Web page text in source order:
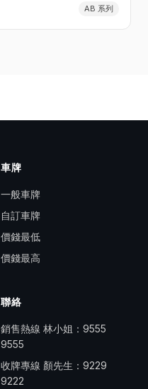
AB 系列
車牌
一般車牌
自訂車牌
價錢最低
價錢最高
聯絡
銷售熱線 林小姐： 9555
9555
收牌專線 顏先生： 9229
9222